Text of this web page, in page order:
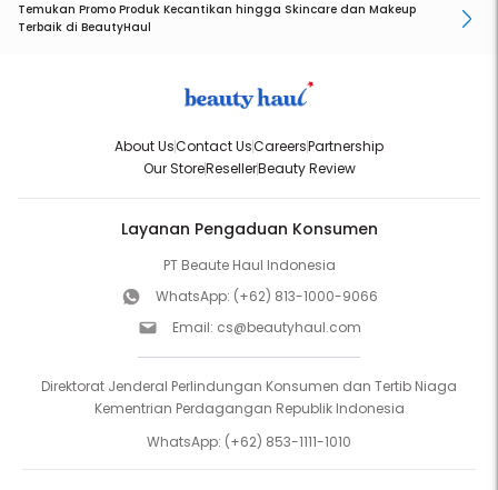
Temukan Promo Produk Kecantikan hingga Skincare dan Makeup
Terbaik di BeautyHaul
About UsContact UsCareersPartnership
Our StoreResellerBeauty Review
Layanan Pengaduan Konsumen
PT Beaute Haul Indonesia
WhatsApp: (+62) 813-1000-9066
Email: cs@beautyhaul.com
Direktorat Jenderal Perlindungan Konsumen dan Tertib Niaga
Kementrian Perdagangan Republik Indonesia
WhatsApp: (+62) 853-1111-1010